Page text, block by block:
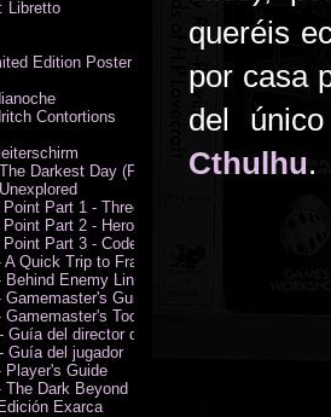
queréis
por casa
del
Cthulhu.
Libretto
Edition Poster (Neil Gaiman)
Contortions
Darkest Day (PDF)
Part 1 - Three Kings
Part 2 - Heroes of the Sea
Part 3 - Code of Honour (PDF)
Quick Trip to France (PDF)
Enemy Lines
Guide
Toolkit
del director de juego
Guía del jugador
Player's Guide
Dark Beyond
Exarca